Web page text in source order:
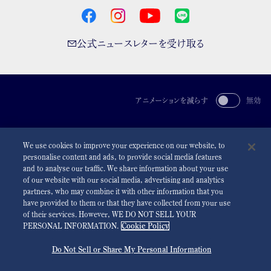
公式ニュースレターを受け取る
アニメーションを減らす 無効
アクセシビリティ
©2026 Seiko Watch Corporation
We use cookies to improve your experience on our website, to
personalise content and ads, to provide social media features
and to analyse our traffic. We share information about your use
of our website with our social media, advertising and analytics
partners, who may combine it with other information that you
have provided to them or that they have collected from your use
of their services. However, WE DO NOT SELL YOUR
PERSONAL INFORMATION. Cookie Policy
Do Not Sell or Share My Personal Information